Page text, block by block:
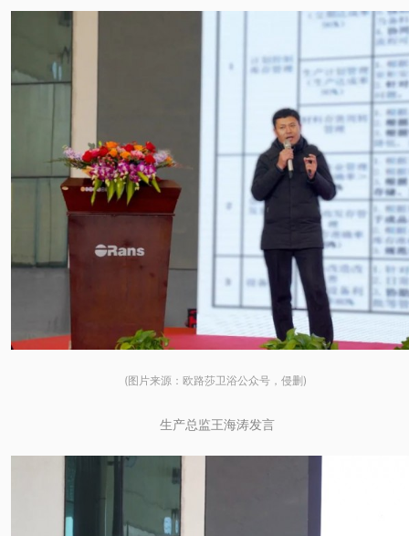
(图片来源：欧路莎卫浴公众号，侵删)
生产总监王海涛发言